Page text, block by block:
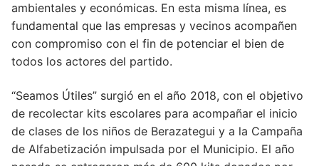
ambientales y económicas. En esta misma línea, es
fundamental que las empresas y vecinos acompañen
con compromiso con el fin de potenciar el bien de
todos los actores del partido.
“Seamos Útiles” surgió en el año 2018, con el objetivo
de recolectar kits escolares para acompañar el inicio
de clases de los niños de Berazategui y a la Campaña
de Alfabetización impulsada por el Municipio. El año